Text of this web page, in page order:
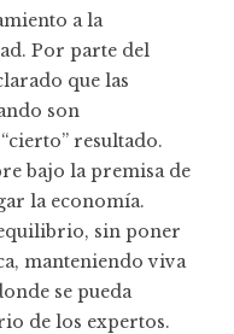
a la
Por parte del
que las
son
resultado.
bajo la premisa de
la economía.
sin poner
manteniendo viva
se pueda
de los expertos.